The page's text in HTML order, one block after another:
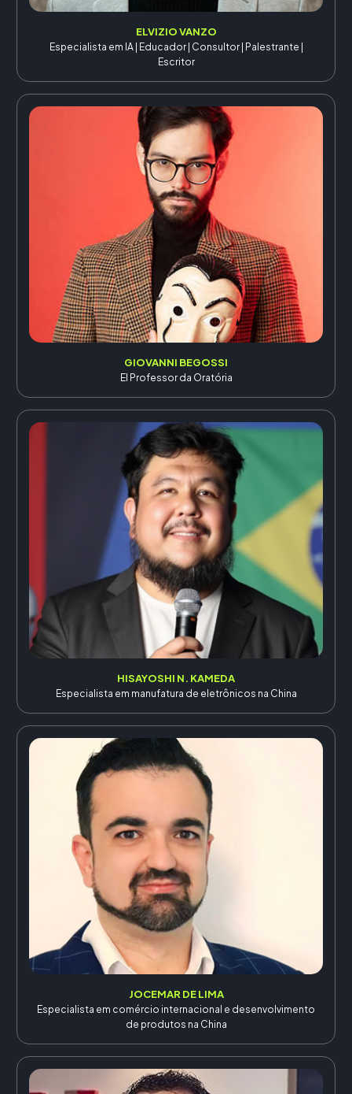
ELVIZIO VANZO
Especialista em IA | Educador | Consultor | Palestrante |
Escritor
GIOVANNI BEGOSSI
El Professor da Oratória
HISAYOSHI N. KAMEDA
Especialista em manufatura de eletrônicos na China
JOCEMAR DE LIMA
Especialista em comércio internacional e desenvolvimento
de produtos na China